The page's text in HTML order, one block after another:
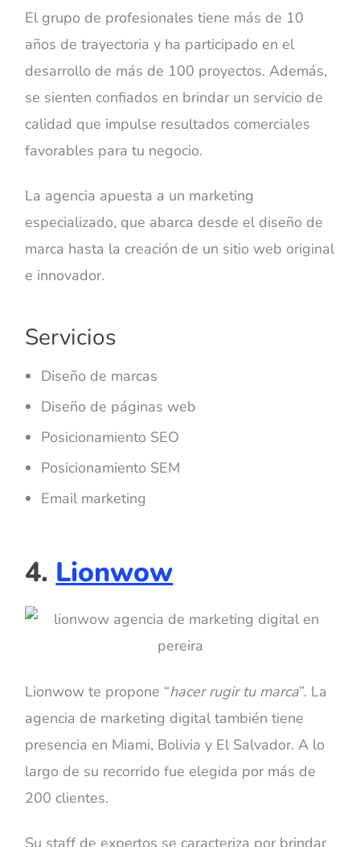
El grupo de profesionales tiene más de 10
años de trayectoria y ha participado en el
desarrollo de más de 100 proyectos. Además,
se sienten confiados en brindar un servicio de
calidad que impulse resultados comerciales
favorables para tu negocio.
La agencia apuesta a un marketing
especializado, que abarca desde el diseño de
marca hasta la creación de un sitio web original
e innovador.
Servicios
Diseño de marcas
Diseño de páginas web
Posicionamiento SEO
Posicionamiento SEM
Email marketing
4. Lionwow
Lionwow te propone “hacer rugir tu marca”. La
agencia de marketing digital también tiene
presencia en Miami, Bolivia y El Salvador. A lo
largo de su recorrido fue elegida por más de
200 clientes.
Su staff de expertos se caracteriza por brindar